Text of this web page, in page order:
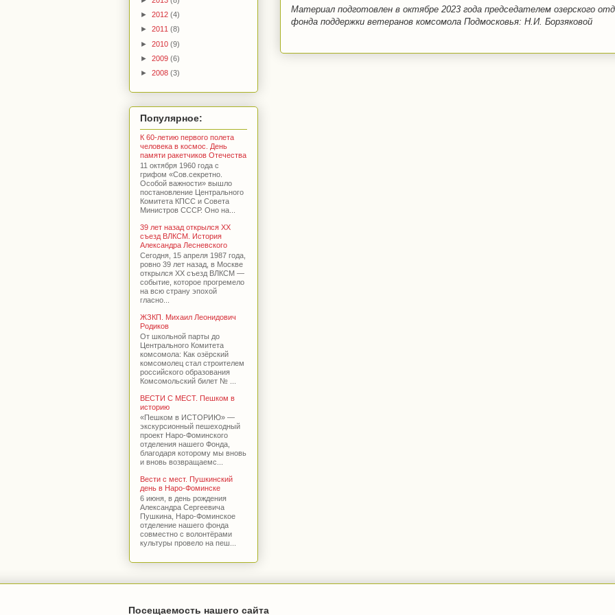
Материал подготовлен в октябре 2023 года председателем озерского
фонда поддержки ветеранов комсомола Подмосковья: Н.И. Борзяковой
► 2012 (4)
► 2011 (8)
► 2010 (9)
► 2009 (6)
► 2008 (3)
Популярное:
К 60-летию первого полета
человека в космос. День
памяти ракетчиков Отечества
11 октября 1960 года с
грифом «Сов.секретно.
Особой важности» вышло
постановление Центрального
Комитета КПСС и Совета
Министров СССР. Оно на...
39 лет назад открылся XX
съезд ВЛКСМ. История
Александра Лесневского
Сегодня, 15 апреля 1987 года,
ровно 39 лет назад, в Москве
открылся XX съезд ВЛКСМ —
событие, которое прогремело
на всю страну эпохой
гласно...
ЖЗКП. Михаил Леонидович
Родиков
От школьной парты до
Центрального Комитета
комсомола: Как озёрский
комсомолец стал строителем
российского образования
Комсомольский билет № ...
ВЕСТИ С МЕСТ. Пешком в
историю
«Пешком в ИСТОРИЮ» —
экскурсионный пешеходный
проект Наро-Фоминского
отделения нашего Фонда,
благодаря которому мы вновь
и вновь возвращаемс...
Вести с мест. Пушкинский
день в Наро-Фоминске
6 июня, в день рождения
Александра Сергеевича
Пушкина, Наро-Фоминское
отделение нашего фонда
совместно с волонтёрами
культуры провело на пеш...
Посещаемость нашего сайта